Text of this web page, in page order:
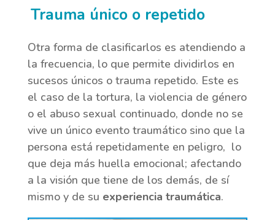
Trauma único o repetido
Otra forma de clasificarlos es atendiendo a
la frecuencia, lo que permite dividirlos en
sucesos únicos o trauma repetido. Este es
el caso de la tortura, la violencia de género
o el abuso sexual continuado, donde no se
vive un único evento traumático sino que la
persona está repetidamente en peligro, lo
que deja más huella emocional; afectando
a la visión que tiene de los demás, de sí
mismo y de su experiencia traumática.